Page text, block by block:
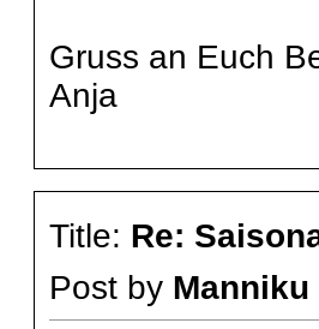
Gruss an Euch
Anja
Title: Re:
Post by Manniku